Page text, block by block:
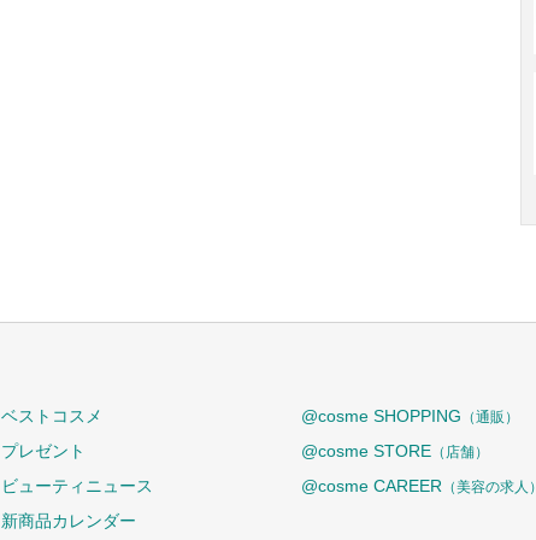
ベストコスメ
プレゼント
ビューティニュース
新商品カレンダー
@cosme SHOPPING （通販）
@cosme STORE （店舗）
@cosme CAREER （美容の求人）